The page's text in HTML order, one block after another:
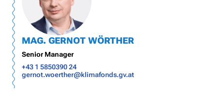
MAG. GERNOT WÖRTHER
Senior Manager
+43 1 5850390 24
gernot.woerther@klimafonds.gv.at